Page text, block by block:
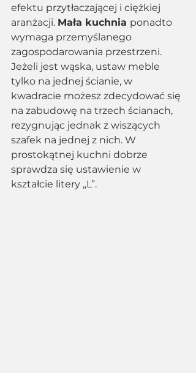
efektu przytłaczającej i ciężkiej
aranżacji. Mała kuchnia ponadto
wymaga przemyślanego
zagospodarowania przestrzeni.
Jeżeli jest wąska, ustaw meble
tylko na jednej ścianie, w
kwadracie możesz zdecydować się
na zabudowę na trzech ścianach,
rezygnując jednak z wiszących
szafek na jednej z nich. W
prostokątnej kuchni dobrze
sprawdza się ustawienie w
kształcie litery „L”.